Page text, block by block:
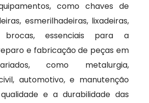
como chaves de
esmerilhadeiras, lixadeiras,
essenciais para a
e fabricação de peças em
como metalurgia,
automotivo, e manutenção
e a durabilidade das